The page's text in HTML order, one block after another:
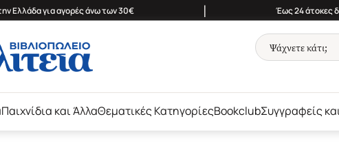
Ελλάδα για αγορές άνω των 30€ | Έως 24 άτοκες
Παιχνίδια και ΆλλαΘεματικές ΚατηγορίεςBookclubΣυγγραφείς